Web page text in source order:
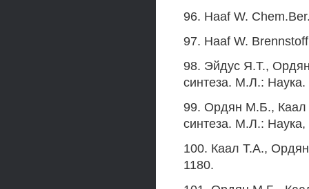
96. Haaf W.
97. Haaf W.
98. Эйдус Я.Т.,
синтеза. М.Л.: Наука.
99. Ордян М.Б., Каал
синтеза. М.Л.: Наука,
100. Каал Т.А.,
1180.